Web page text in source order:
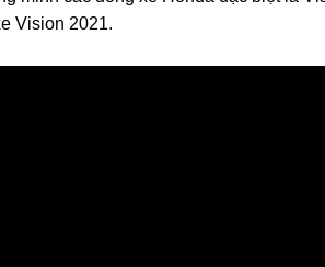
Vision 2021.